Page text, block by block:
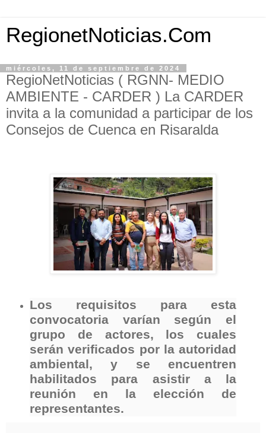
RegionetNoticias.Com
miércoles, 11 de septiembre de 2024
RegioNetNoticias ( RGNN- MEDIO
AMBIENTE - CARDER ) La CARDER
invita a la comunidad a participar de los
Consejos de Cuenca en Risaralda
Los requisitos para esta
convocatoria varían según el
grupo de actores, los cuales
serán verificados por la autoridad
ambiental, y se encuentren
habilitados para asistir a la
reunión en la elección de
representantes.